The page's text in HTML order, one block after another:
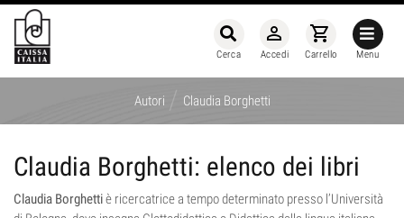
Menu
shopping_cart
Carrello
person_outline
Accedi
Cerca
Autori / Claudia Borghetti
Claudia Borghetti: elenco dei libri
Claudia Borghettiè ricercatrice a tempo determinato presso l’Università